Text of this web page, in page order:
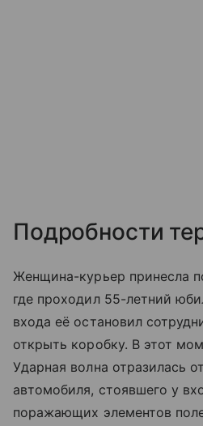
Подробности
Женщина-курьер принесла
где проходил 55-летний
входа её остановил
открыть коробку. В этот
Ударная волна отразилась
автомобиля, стоявшего у
поражающих элементов